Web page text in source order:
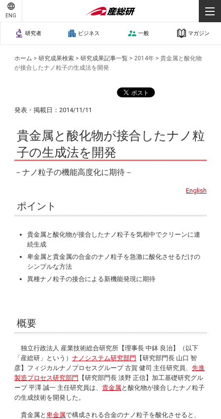
ENG
研究者 ビジネス 一般 マガジン
ホーム >研究成果検索 >研究成果記事一覧 > 2014年 >貴金属と酸化物
が接合したナノ粒子の生成法を開発
発表・掲載日：2014/11/11
貴金属と酸化物が接合したナノ粒
子の生成法を開発
－ナノ粒子の機能高度化に期待－
English
ポイント
貴金属と酸化物が接合したナノ粒子を気相中でクリーンに連
続生成
卑金属と貴金属の合金のナノ粒子を急激に酸化させるだけの
シンプルな方法
異種ナノ粒子の接合による新機能発現に期待
概要
独立行政法人 産業技術総合研究所【理事長 中鉢 良治】（以下
「産総研」という）ナノシステム研究部門 【研究部門長 山口 智
彦】フィジカルナノプロセスグループ 古賀 健司 主任研究員、先進
製造プロセス研究部門 【研究部門長 淡野 正信】加工基礎研究グル
ープ 平澤 誠一 主任研究員は、貴金属と酸化物が接合したナノ粒子
の生成技術を開発した。
貴金属と卑金属で構成される合金のナノ粒子を酸化させると、